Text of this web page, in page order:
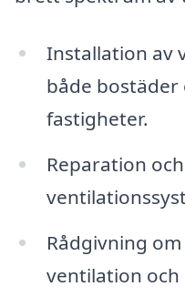
Installation av
både bostäder
fastigheter.
Reparation
Rådgivning
ventilation